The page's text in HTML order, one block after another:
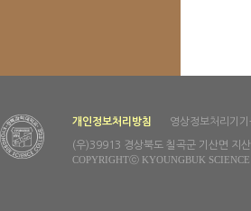
개인정보처리방침 영상정보처리기기
(우)39913 경상북도 칠곡군 기산면
COPYRIGHTⓒ KYOUNGBUK